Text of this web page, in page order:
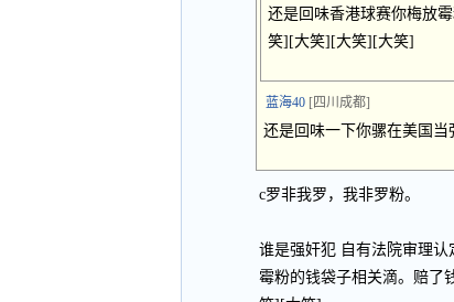
还是回味香港球赛你梅放
笑][大笑][大笑][大笑]
蓝海40 [四川成都]
还是回味一下你骡在美国
c罗非我罗，我非罗粉。
谁是强奸犯 自有法院审理
霉粉的钱袋子相关滴。赔了